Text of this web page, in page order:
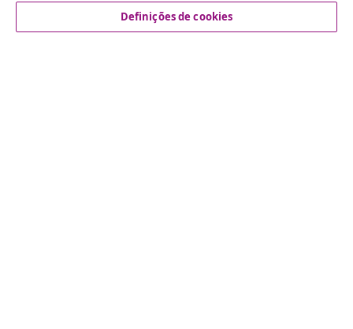
Atendimento ao clienteDefinições de cookies